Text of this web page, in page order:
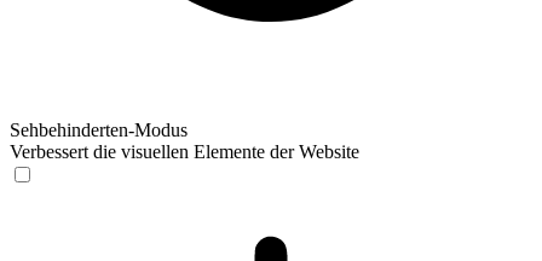
Sehbehinderten-Modus
Verbessert die visuellen Elemente der Website